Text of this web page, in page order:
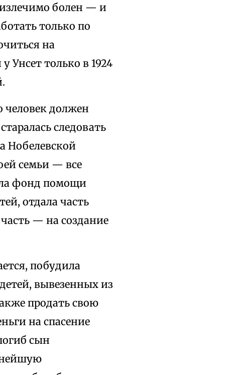
болен — и
только по
на
Унсет только в 1924
человек должен
следовать
Нобелевской
семьи — все
фонд помощи
отдала часть
— на создание
побудила
вывезенных из
продать свою
на спасение
сын